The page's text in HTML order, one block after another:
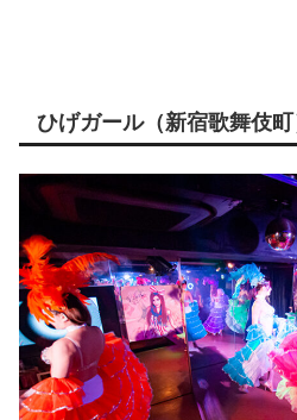
ひげガール（新宿歌舞伎町